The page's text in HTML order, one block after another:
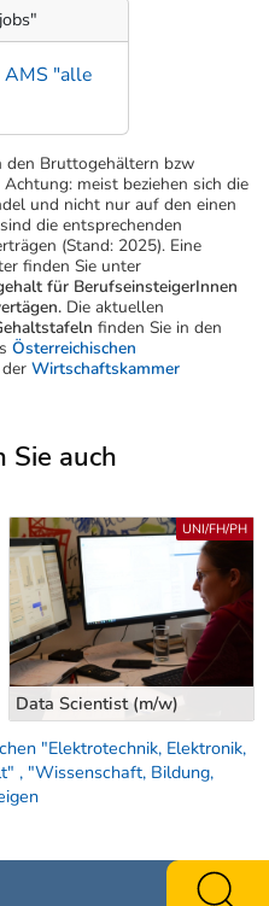
AMS "alle
den Bruttogehältern bzw
meist beziehen sich die
und nicht nur auf den einen
die entsprechenden
(Stand: 2025). Eine
finden Sie unter
für BerufseinsteigerInnen
Die aktuellen
finden Sie in den
Österreichischen
Wirtschaftskammer
Sie auch
Scientist (m/w)
UNI/FH/PH
"Elektrotechnik, Elektronik,
, "Wissenschaft, Bildung,